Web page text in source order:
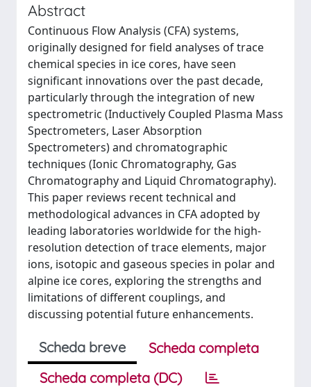
Abstract
Continuous Flow Analysis (CFA) systems,
originally designed for field analyses of trace
chemical species in ice cores, have seen
significant innovations over the past decade,
particularly through the integration of new
spectrometric (Inductively Coupled Plasma Mass
Spectrometers, Laser Absorption
Spectrometers) and chromatographic
techniques (Ionic Chromatography, Gas
Chromatography and Liquid Chromatography).
This paper reviews recent technical and
methodological advances in CFA adopted by
leading laboratories worldwide for the high-
resolution detection of trace elements, major
ions, isotopic and gaseous species in polar and
alpine ice cores, exploring the strengths and
limitations of different couplings, and
discussing potential future enhancements.
Scheda breve
Scheda completa
Scheda completa (DC)